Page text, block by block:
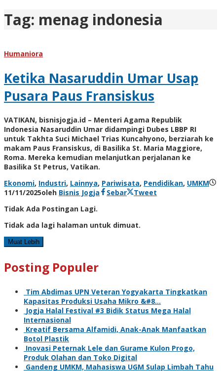
Tag: menag indonesia
Humaniora
Ketika Nasaruddin Umar Usap
Pusara Paus Fransiskus
VATIKAN, bisnisjogja.id – Menteri Agama Republik
Indonesia Nasaruddin Umar didampingi Dubes LBBP RI
untuk Takhta Suci Michael Trias Kuncahyono, berziarah ke
makam Paus Fransiskus, di Basilika St. Maria Maggiore,
Roma. Mereka kemudian melanjutkan perjalanan ke
Basilika St Petrus, Vatikan.
Ekonomi, Industri, Lainnya, Pariwisata, Pendidikan, UMKM
11/11/2025oleh Bisnis Jogja Sebar
Tweet
Tidak Ada Postingan Lagi.
Tidak ada lagi halaman untuk dimuat.
Muat Lebih
Posting Populer
Tim Abdimas UPN Veteran Yogyakarta Tingkatkan
Kapasitas Produksi Usaha Mikro &#8…
Jogja Halal Festival #3 Bidik Status Mega Halal
Internasional
Kreatif Bersama Alfamidi, Anak-Anak Manfaatkan
Botol Plastik
Inovasi Peternak Lele dan Gurame Kulon Progo,
Produk Olahan dan Toko Digital
Gandeng UMKM, Mahasiswa UGM Sulap Limbah Tahu